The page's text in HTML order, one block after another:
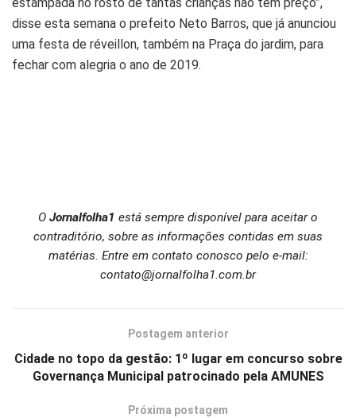
disse esta semana o prefeito Neto Barros, que já anunciou
uma festa de réveillon, também na Praça do jardim, para
fechar com alegria o ano de 2019.
O Jornalfolha1 está sempre disponível para aceitar o
contraditório, sobre as informações contidas em suas
matérias. Entre em contato conosco pelo e-mail:
contato@jornalfolha1.com.br
Postagem anterior
Cidade no topo da gestão: 1º lugar em concurso sobre
Governança Municipal patrocinado pela AMUNES
Próxima postagem